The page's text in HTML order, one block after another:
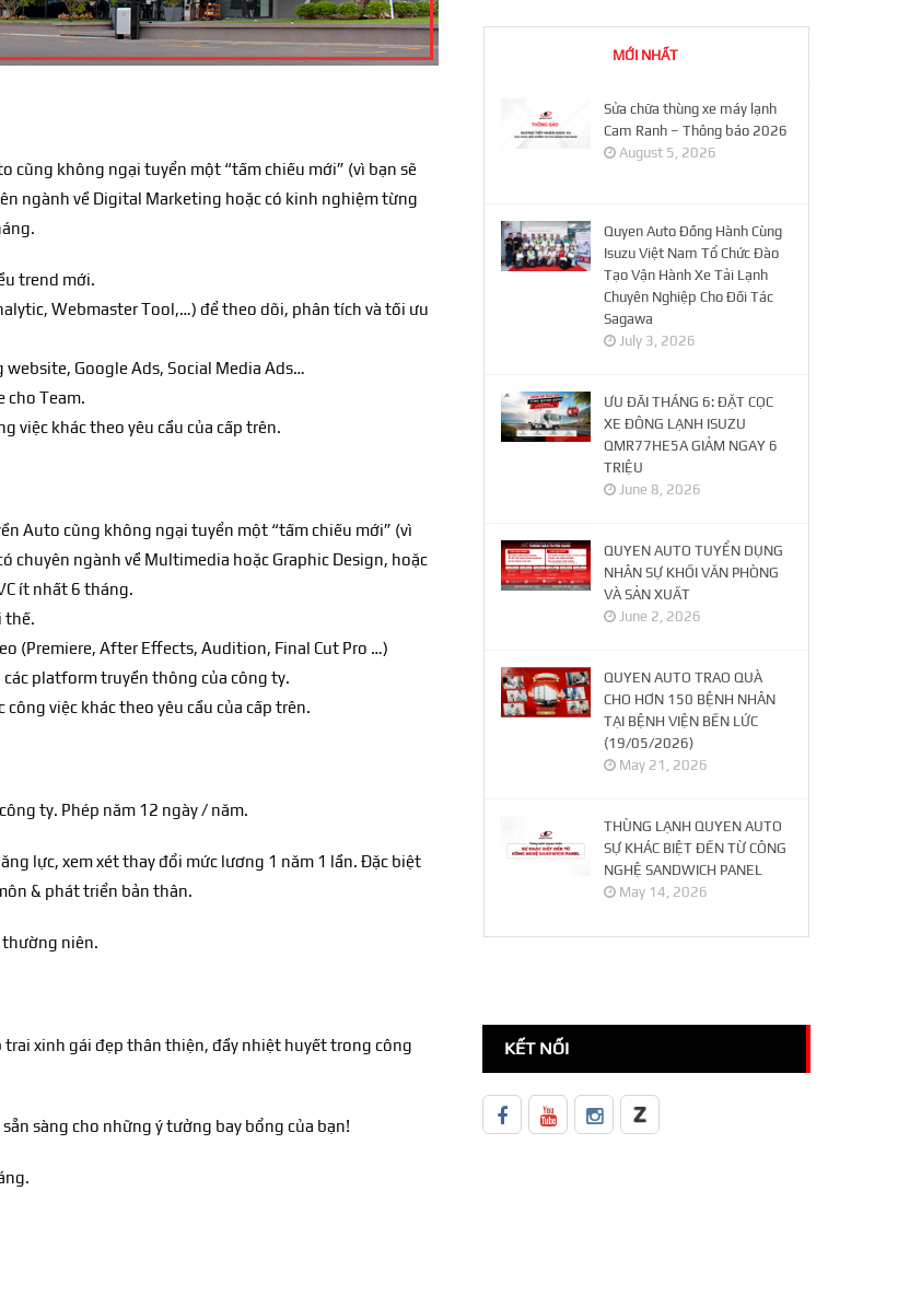
cũng không ngại tuyển một “tấm chiếu mới” (vì bạn sẽ
ngành về Digital Marketing hoặc có kinh nghiệm từng
trend mới.
Webmaster Tool,…) để theo dõi, phân tích và tối ưu
Google Ads, Social Media Ads…
cho Team.
việc khác theo yêu cầu của cấp trên.
Auto cũng không ngại tuyển một “tấm chiếu mới” (vì
chuyên ngành về Multimedia hoặc Graphic Design, hoặc
ít nhất 6 tháng.
thế.
(Premiere, After Effects, Audition, Final Cut Pro …)
platform truyền thông của công ty.
việc khác theo yêu cầu của cấp trên.
ty. Phép năm 12 ngày / năm.
lực, xem xét thay đổi mức lương 1 năm 1 lần. Đặc biệt
& phát triển bản thân.
niên.
xinh gái đẹp thân thiện, đầy nhiệt huyết trong công
sàng cho những ý tưởng bay bổng của bạn!
MỚI NHẤT
Sửa chữa thùng xe máy lạnh
Cam Ranh – Thông báo 2026
August 5, 2026
Quyen Auto Đồng Hành Cùng
Isuzu Việt Nam Tổ Chức Đào
Tạo Vận Hành Xe Tải Lạnh
Chuyên Nghiệp Cho Đối Tác
Sagawa
July 3, 2026
ƯU ĐÃI THÁNG 6: ĐẶT CỌC
XE ĐÔNG LẠNH ISUZU
QMR77HE5A GIẢM NGAY 6
TRIỆU
June 8, 2026
QUYEN AUTO TUYỂN DỤNG
NHÂN SỰ KHỐI VĂN PHÒNG
VÀ SẢN XUẤT
June 2, 2026
QUYEN AUTO TRAO QUÀ
CHO HƠN 150 BỆNH NHÂN
TẠI BỆNH VIỆN BẾN LỨC
(19/05/2026)
May 21, 2026
THÙNG LẠNH QUYEN AUTO
SỰ KHÁC BIỆT ĐẾN TỪ CÔNG
NGHỆ SANDWICH PANEL
May 14, 2026
KẾT NỐI